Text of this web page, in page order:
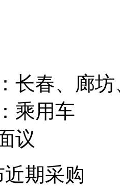
长春、廊
乘用车
议
近期采购